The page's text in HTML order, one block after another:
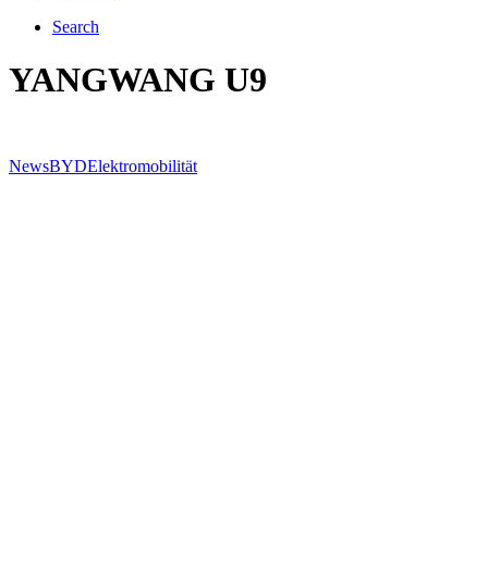
Search
YANGWANG U9
NewsBYDElektromobilität